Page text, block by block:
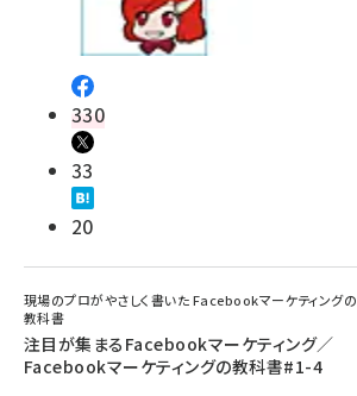
330
33
20
現場のプロがやさしく書いた Facebookマーケティングの
教科書
注目が集まるFacebookマーケティング／
Facebookマーケティングの教科書#1-4